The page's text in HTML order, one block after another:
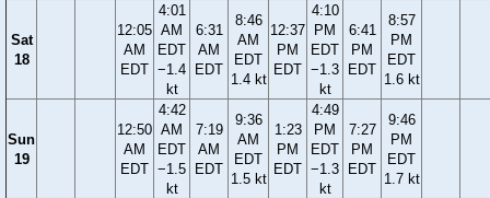
Sat
18
12:05
AM
EDT
4:01
AM
EDT
−1.4
kt
6:31
AM
EDT
8:46
AM
EDT
1.4 kt
12:37
PM
EDT
4:10
PM
EDT
−1.3
kt
6:41
PM
EDT
8:57
PM
EDT
1.6 kt
Sun
19
12:50
AM
EDT
4:42
AM
EDT
−1.5
kt
7:19
AM
EDT
9:36
AM
EDT
1.5 kt
1:23
PM
EDT
4:49
PM
EDT
−1.3
kt
7:27
PM
EDT
9:46
PM
EDT
1.7 kt